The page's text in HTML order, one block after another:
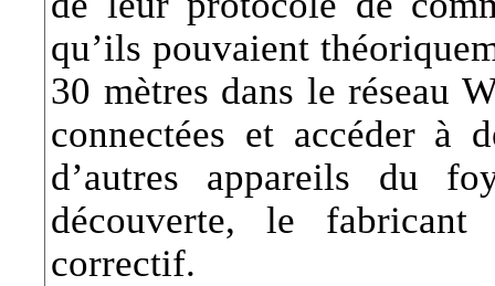
qu’ils pouvaient
30 mètres dans le réseau
connectées et accéder à
d’autres appareils du
découverte, le
correctif.